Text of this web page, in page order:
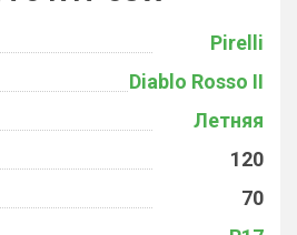
Pirelli
Diablo Rosso II
Летняя
120
70